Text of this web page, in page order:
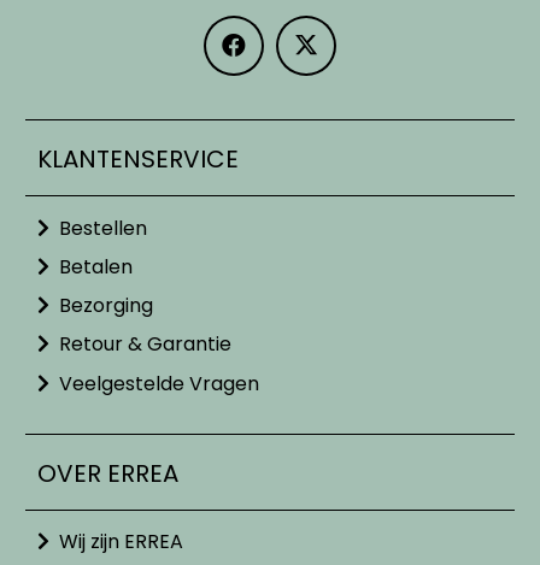
KLANTENSERVICE
Bestellen
Betalen
Bezorging
Retour & Garantie
Veelgestelde Vragen
OVER ERREA
Wij zijn ERREA